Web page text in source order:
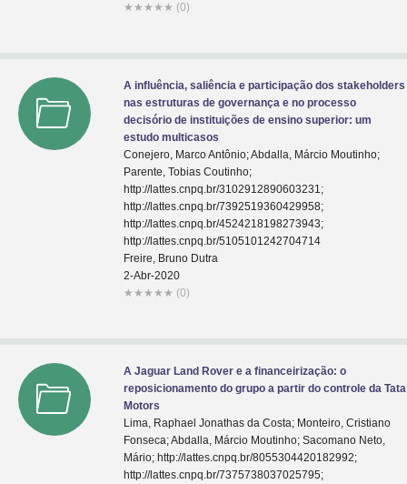
★ ★ ★ ★ ★ (0)
A influência, saliência e participação dos stakeholders
nas estruturas de governança e no processo
decisório de instituições de ensino superior: um
estudo multicasos
Conejero, Marco Antônio; Abdalla, Márcio Moutinho;
Parente, Tobias Coutinho;
http://lattes.cnpq.br/3102912890603231;
http://lattes.cnpq.br/7392519360429958;
http://lattes.cnpq.br/4524218198273943;
http://lattes.cnpq.br/5105101242704714
Freire, Bruno Dutra
2-Abr-2020
★ ★ ★ ★ ★ (0)
A Jaguar Land Rover e a financeirização: o
reposicionamento do grupo a partir do controle da Tata
Motors
Lima, Raphael Jonathas da Costa; Monteiro, Cristiano
Fonseca; Abdalla, Márcio Moutinho; Sacomano Neto,
Mário; http://lattes.cnpq.br/8055304420182992;
http://lattes.cnpq.br/7375738037025795;